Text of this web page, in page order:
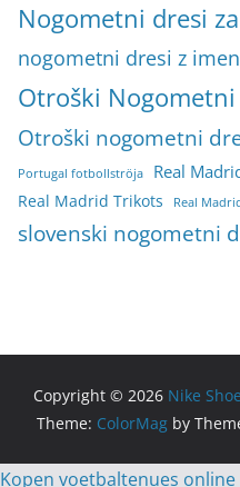
Nogometni dresi
nogometni dresi z
Otroški Nogometni
Otroški nogometni
Portugal fotbollströja Real
Real Madrid Trikots Real
slovenski nogometni
Copyright © 2026 Nike
Theme: ColorMag by
Kopen voetbaltenues online